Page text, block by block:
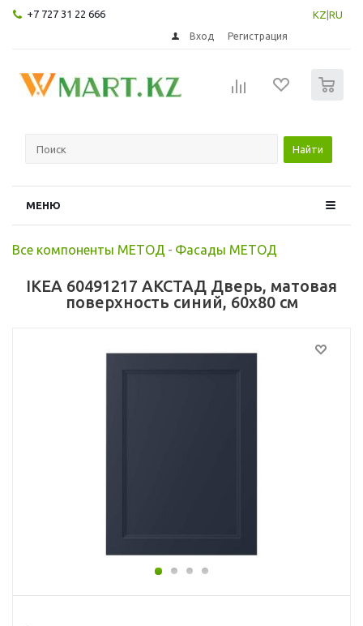
+7 727 31 22 666 KZ RU
Вход Регистрация
Найти
МЕНЮ
Все компоненты МЕТОД - Фасады МЕТОД
IKEA 60491217 АКСТАД Дверь, матовая
поверхность синий, 60x80 см